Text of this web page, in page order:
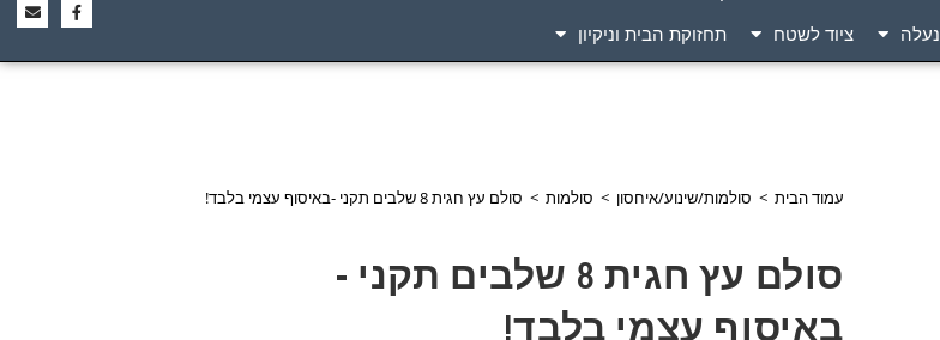
ציוד לשטח תחזוקת הבית וניקיון
עמוד הבית > סולמות/שינוע/איחסון > סולמות > סולם עץ חגית 8 שלבים תקני -באיסוף עצמי בלבד!
סולם עץ חגית 8 שלבים תקני -
באיסוף עצמי בלבד!